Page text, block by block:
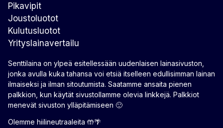
Pikavipit
Joustoluotot
Kulutusluotot
Yrityslainavertailu
Senttilaina on ylpeä esitellessään uudenlaisen lainasivuston,
jonka avulla kuka tahansa voi etsiä itselleen edullisimman lainan
ilmaiseksi ja ilman sitoutumista. Saatamme ansaita pienen
palkkion, kun käytät sivustollamme olevia linkkejä. Palkkiot
menevät sivuston ylläpitämiseen 🙂
Olemme hiilineutraaleita 🤲🌴